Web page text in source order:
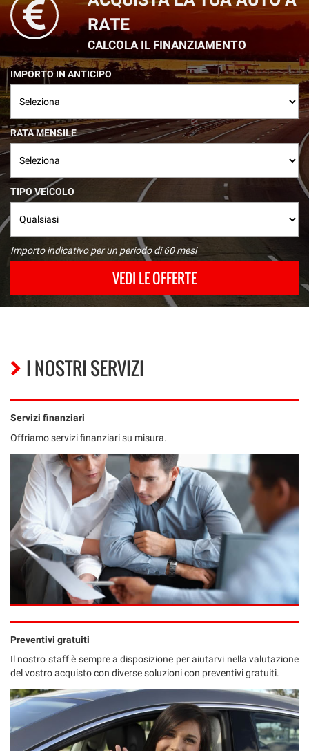
RATE
CALCOLA IL FINANZIAMENTO
IMPORTO IN ANTICIPO
RATA MENSILE
TIPO VEICOLO
Importo indicativo per un periodo di 60 mesi
VEDI LE OFFERTE
I NOSTRI SERVIZI
Servizi finanziari
Offriamo servizi finanziari su misura.
Preventivi gratuiti
Il nostro staff è sempre a disposizione per aiutarvi nella valutazione
del vostro acquisto con diverse soluzioni con preventivi gratuiti.